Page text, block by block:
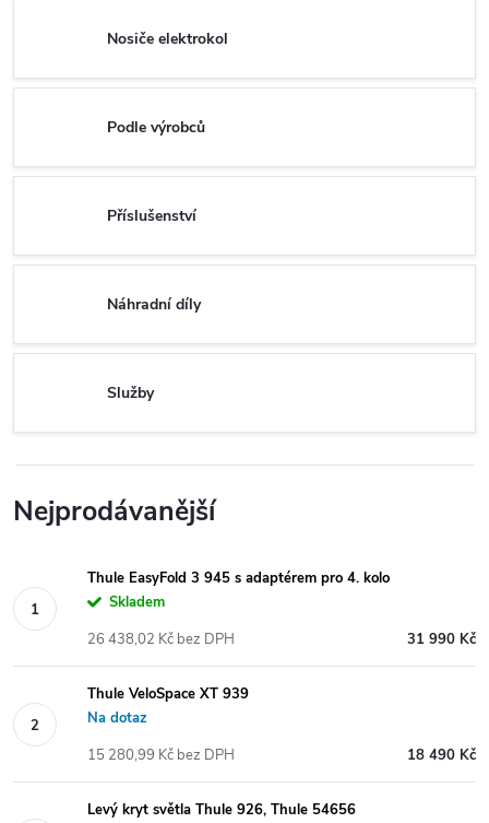
Nosiče elektrokol
Podle výrobců
Příslušenství
Náhradní díly
Služby
Nejprodávanější
Thule EasyFold 3 945 s adaptérem pro 4. kolo
Skladem
31 990 Kč
26 438,02 Kč bez DPH
Thule VeloSpace XT 939
Na dotaz
18 490 Kč
15 280,99 Kč bez DPH
Levý kryt světla Thule 926, Thule 54656